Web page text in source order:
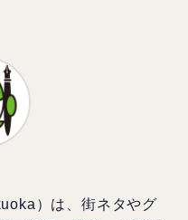
）は、街ネタやグ